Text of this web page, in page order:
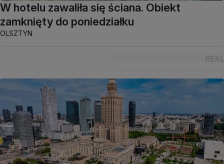
W hotelu zawaliła się ściana. Obiekt
zamknięty do poniedziałku
OLSZTYN